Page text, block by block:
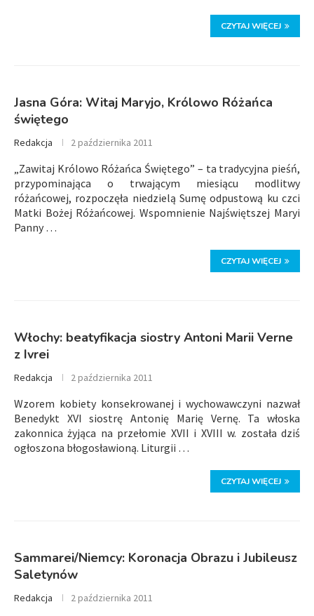
CZYTAJ WIĘCEJ
Jasna Góra: Witaj Maryjo, Królowo Różańca
świętego
Redakcja 2 października 2011
„Zawitaj Królowo Różańca Świętego” – ta tradycyjna pieśń,
przypominająca o trwającym miesiącu modlitwy
różańcowej, rozpoczęła niedzielą Sumę odpustową ku czci
Matki Bożej Różańcowej. Wspomnienie Najświętszej Maryi
Panny …
CZYTAJ WIĘCEJ
Włochy: beatyfikacja siostry Antoni Marii Verne
z Ivrei
Redakcja 2 października 2011
Wzorem kobiety konsekrowanej i wychowawczyni nazwał
Benedykt XVI siostrę Antonię Marię Vernę. Ta włoska
zakonnica żyjąca na przełomie XVII i XVIII w. została dziś
ogłoszona błogosławioną. Liturgii …
CZYTAJ WIĘCEJ
Sammarei/Niemcy: Koronacja Obrazu i Jubileusz
Saletynów
Redakcja 2 października 2011